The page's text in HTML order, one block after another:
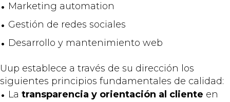
Marketing automation
Gestión de redes sociales
Desarrollo y mantenimiento web
Uup establece a través de su dirección los
siguientes principios fundamentales de calidad:
La transparencia y orientación al cliente en